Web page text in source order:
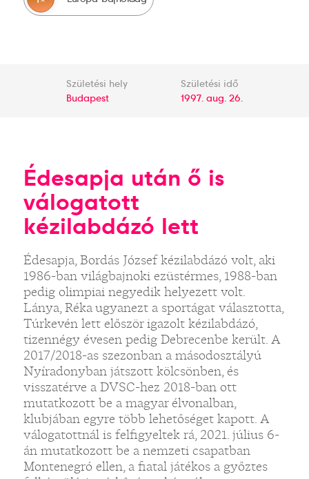
Születési hely
Budapest
Születési idő
1997. aug. 26.
Édesapja után ő is
válogatott
kézilabdázó lett
Édesapja, Bordás József kézilabdázó volt, aki
1986-ban világbajnoki ezüstérmes, 1988-ban
pedig olimpiai negyedik helyezett volt.
Lánya, Réka ugyanezt a sportágat választotta,
Túrkevén lett először igazolt kézilabdázó,
tizennégy évesen pedig Debrecenbe került. A
2017/2018-as szezonban a másodosztályú
Nyíradonyban játszott kölcsönben, és
visszatérve a DVSC-hez 2018-ban ott
mutatkozott be a magyar élvonalban,
klubjában egyre több lehetőséget kapott. A
válogatottnál is felfigyeltek rá, 2021. július 6-
án mutatkozott be a nemzeti csapatban
Montenegró ellen, a fiatal játékos a győztes